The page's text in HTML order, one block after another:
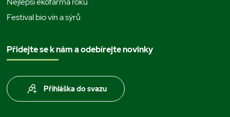
Festival bio vín a sýrů
Přidejte se k nám a odebírejte novinky
Přihláška do svazu